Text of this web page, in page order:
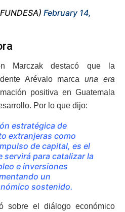
February 14,
Marczak destacó que la
Arévalo marcauna era
positiva en Guatemala
Por lo que dijo:
estratégica de
extranjeras como
de capital, es el
servirá para catalizar la
e inversiones
un
sostenido.
sobre el diálogo económico